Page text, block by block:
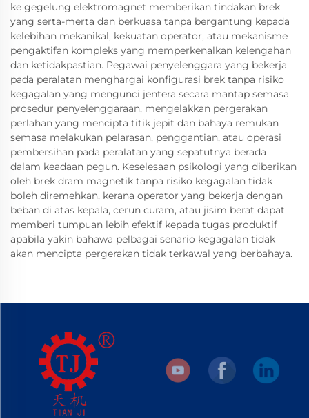
ke gegelung elektromagnet memberikan tindakan brek
yang serta-merta dan berkuasa tanpa bergantung kepada
kelebihan mekanikal, kekuatan operator, atau mekanisme
pengaktifan kompleks yang memperkenalkan kelengahan
dan ketidakpastian. Pegawai penyelenggara yang bekerja
pada peralatan menghargai konfigurasi brek tanpa risiko
kegagalan yang mengunci jentera secara mantap semasa
prosedur penyelenggaraan, mengelakkan pergerakan
perlahan yang mencipta titik jepit dan bahaya remukan
semasa melakukan pelarasan, penggantian, atau operasi
pembersihan pada peralatan yang sepatutnya berada
dalam keadaan pegun. Keselesaan psikologi yang diberikan
oleh brek dram magnetik tanpa risiko kegagalan tidak
boleh diremehkan, kerana operator yang bekerja dengan
beban di atas kepala, cerun curam, atau jisim berat dapat
memberi tumpuan lebih efektif kepada tugas produktif
apabila yakin bahawa pelbagai senario kegagalan tidak
akan mencipta pergerakan tidak terkawal yang berbahaya.